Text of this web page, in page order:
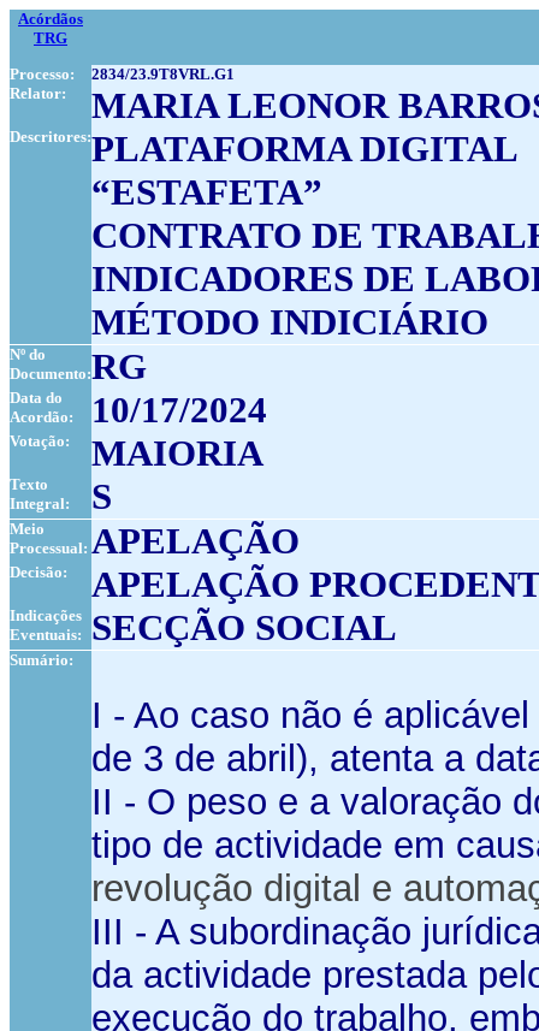
Acórdãos
TRG
Processo:
2834/23.9T8VRL.G1
Relator:
MARIA LEONOR
Descritores:PLATAFORMA DIGITAL
“ESTAFETA”
CONTRATO DE
INDICADORES DE
MÉTODO INDICIÁRIO
Nº do
Documento:RG
Data do
Acordão:
10/17/2024
Votação: MAIORIA
Texto
Integral:
S
Meio
Processual: APELAÇÃO
Decisão: APELAÇÃO
Indicações
Eventuais:
SECÇÃO SOCIAL
Sumário:
I - Ao caso não é
de 3 de abril), atenta a
II - O peso e a valoração
tipo de actividade em
revolução digital e
III - A subordinação
da actividade prestada
execução do trabalho,